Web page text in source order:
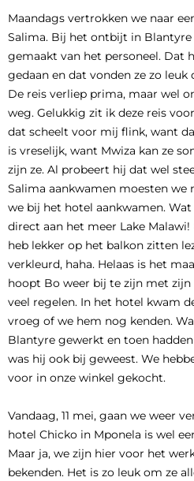
Maandags vertrokken we naar
Salima. Bij het ontbijt in Blantyre
gemaakt van het personeel. Dat
gedaan en dat vonden ze zo
De reis verliep prima, maar wel
weg. Gelukkig zit ik deze reis
dat scheelt voor mij flink, want
is vreselijk, want Mwiza kan ze
zijn ze. Al probeert hij dat wel
Salima aankwamen moesten we
we bij het hotel aankwamen.
direct aan het meer Lake
heb lekker op het balkon zitten
verkleurd, haha. Helaas is het
hoopt Bo weer bij te zijn met
veel regelen. In het hotel kwam
vroeg of we hem nog kenden.
Blantyre gewerkt en toen
was hij ook bij geweest. We
voor in onze winkel gekocht.
Vandaag, 11 mei, gaan we weer
hotel Chicko in Mponela is wel
Maar ja, we zijn hier voor het
bekenden. Het is zo leuk om ze